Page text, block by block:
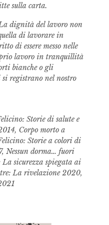
sulla carta.
dignità del lavoro non
di lavorare in
di essere messo nelle
lavoro in tranquillità
bianche o gli
registrano nel nostro
Storie di salute e
Corpo morto a
Storie a colori di
Nessun dorma… fuori
sicurezza spiegata ai
La rivelazione 2020,